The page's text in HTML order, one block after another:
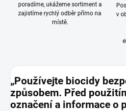
poradíme, ukážeme sortiment a
zajistíme rychlý odběr přímo na
místě.
v
„Používejte biocidy
způsobem. Před
označení a informace o